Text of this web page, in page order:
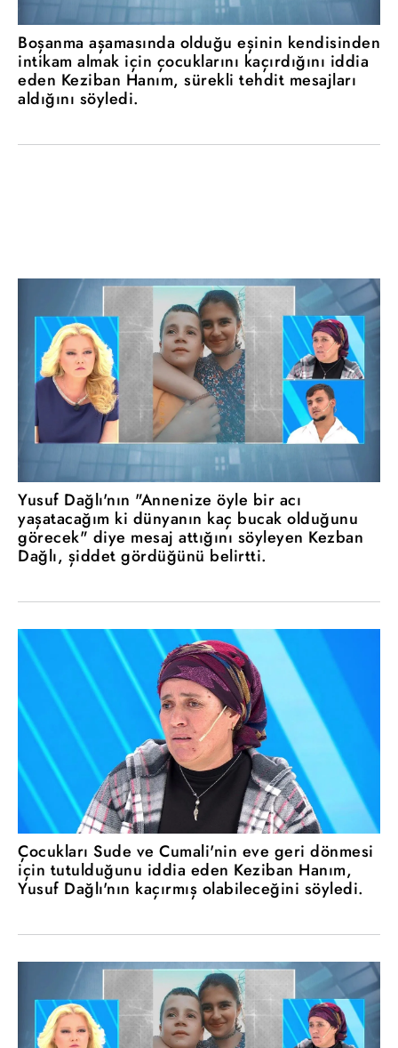
Boşanma aşamasında olduğu eşinin kendisinden
intikam almak için çocuklarını kaçırdığını iddia
eden Keziban Hanım, sürekli tehdit mesajları
aldığını söyledi.
Yusuf Dağlı'nın "Annenize öyle bir acı
yaşatacağım ki dünyanın kaç bucak olduğunu
görecek" diye mesaj attığını söyleyen Kezban
Dağlı, şiddet gördüğünü belirtti.
Çocukları Sude ve Cumali'nin eve geri dönmesi
için tutulduğunu iddia eden Keziban Hanım,
Yusuf Dağlı'nın kaçırmış olabileceğini söyledi.